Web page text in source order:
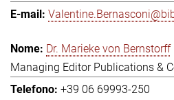
Dr. Marieke von Bernstorff
Managing Editor Publications &
+39 06 69993-250